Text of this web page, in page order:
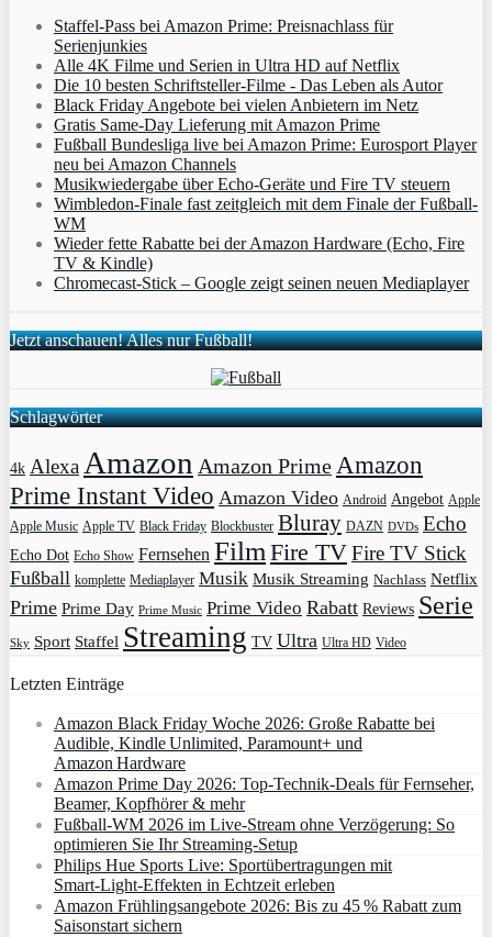
Staffel-Pass bei Amazon Prime: Preisnachlass für
Serienjunkies
Alle 4K Filme und Serien in Ultra HD auf Netflix
Die 10 besten Schriftsteller-Filme - Das Leben als Autor
Black Friday Angebote bei vielen Anbietern im Netz
Gratis Same-Day Lieferung mit Amazon Prime
Fußball Bundesliga live bei Amazon Prime: Eurosport Player
neu bei Amazon Channels
Musikwiedergabe über Echo-Geräte und Fire TV steuern
Wimbledon-Finale fast zeitgleich mit dem Finale der Fußball-
WM
Wieder fette Rabatte bei der Amazon Hardware (Echo, Fire
TV & Kindle)
Chromecast-Stick – Google zeigt seinen neuen Mediaplayer
Jetzt anschauen! Alles nur Fußball!
Schlagwörter
4k Alexa Amazon Amazon PrimeAmazon
Prime Instant Video Amazon Video Android Angebot Apple
Apple Music Apple TV Black Friday Blockbuster Bluray DAZN DVDs Echo
Echo Dot Echo Show Fernsehen Film Fire TVFire TV Stick
Fußball komplette Mediaplayer Musik Musik Streaming Nachlass Netflix
Prime Prime Day Prime Music Prime Video Rabatt Reviews Serie
Sky Sport Staffel Streaming TV Ultra Ultra HD Video
Letzten Einträge
Amazon Black Friday Woche 2026: Große Rabatte bei
Audible, Kindle Unlimited, Paramount+ und
Amazon Hardware
Amazon Prime Day 2026: Top-Technik-Deals für Fernseher,
Beamer, Kopfhörer & mehr
Fußball-WM 2026 im Live-Stream ohne Verzögerung: So
optimieren Sie Ihr Streaming-Setup
Philips Hue Sports Live: Sportübertragungen mit
Smart‑Light‑Effekten in Echtzeit erleben
Amazon Frühlingsangebote 2026: Bis zu 45 % Rabatt zum
Saisonstart sichern